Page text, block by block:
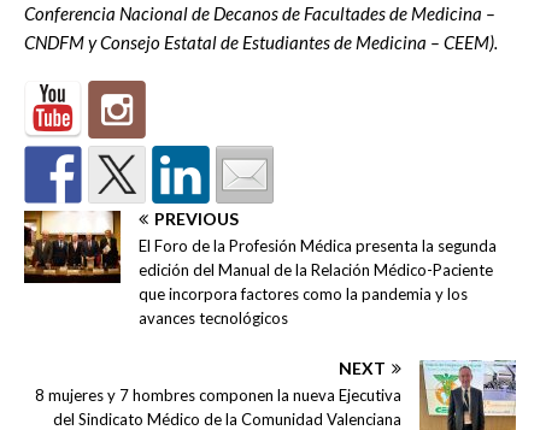
Conferencia Nacional de Decanos de Facultades de Medicina –
CNDFM y Consejo Estatal de Estudiantes de Medicina – CEEM).
PREVIOUS
El Foro de la Profesión Médica presenta la segunda
edición del Manual de la Relación Médico-Paciente
que incorpora factores como la pandemia y los
avances tecnológicos
NEXT
8 mujeres y 7 hombres componen la nueva Ejecutiva
del Sindicato Médico de la Comunidad Valenciana